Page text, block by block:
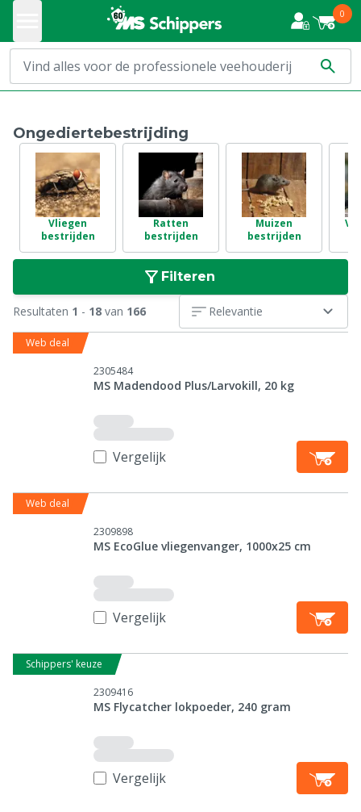
0
Ongediertebestrijding
Vliegen
bestrijden
Ratten
bestrijden
Muizen
bestrijden
Filteren
Resultaten 1 - 18 van 166 Relevantie
Web deal
2305484
MS Madendood Plus/Larvokill, 20 kg
Vergelijk
Web deal
2309898
MS EcoGlue vliegenvanger, 1000x25 cm
Vergelijk
Schippers' keuze
2309416
MS Flycatcher lokpoeder, 240 gram
Vergelijk